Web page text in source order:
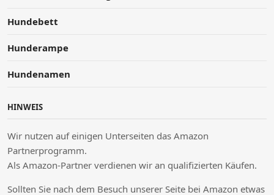
Hundebett
Hunderampe
Hundenamen
HINWEIS
Wir nutzen auf einigen Unterseiten das Amazon
Partnerprogramm.
Als Amazon-Partner verdienen wir an qualifizierten Käufen.
Sollten Sie nach dem Besuch unserer Seite bei Amazon etwas